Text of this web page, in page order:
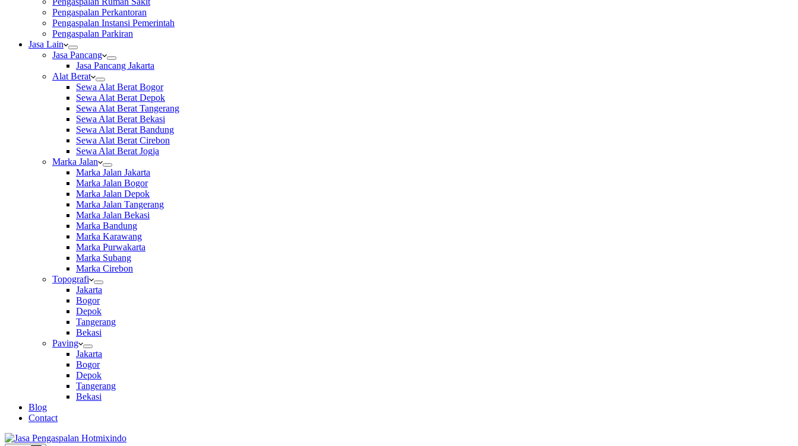
Pengaspalan Perkantoran
Pengaspalan Instansi Pemerintah
Pengaspalan Parkiran
Jasa Lain
Jasa Pancang
Jasa Pancang Jakarta
Alat Berat
Sewa Alat Berat Bogor
Sewa Alat Berat Depok
Sewa Alat Berat Tangerang
Sewa Alat Berat Bekasi
Sewa Alat Berat Bandung
Sewa Alat Berat Cirebon
Sewa Alat Berat Jogja
Marka Jalan
Marka Jalan Jakarta
Marka Jalan Bogor
Marka Jalan Depok
Marka Jalan Tangerang
Marka Jalan Bekasi
Marka Bandung
Marka Karawang
Marka Purwakarta
Marka Subang
Marka Cirebon
Topografi
Jakarta
Bogor
Depok
Tangerang
Bekasi
Paving
Jakarta
Bogor
Depok
Tangerang
Bekasi
Blog
Contact